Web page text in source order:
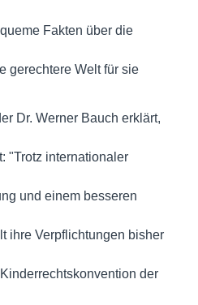
Fakten über die
gerechtere Welt für sie
Dr. Werner Bauch erklärt,
"Trotz internationaler
und einem besseren
ihre Verpflichtungen bisher
der